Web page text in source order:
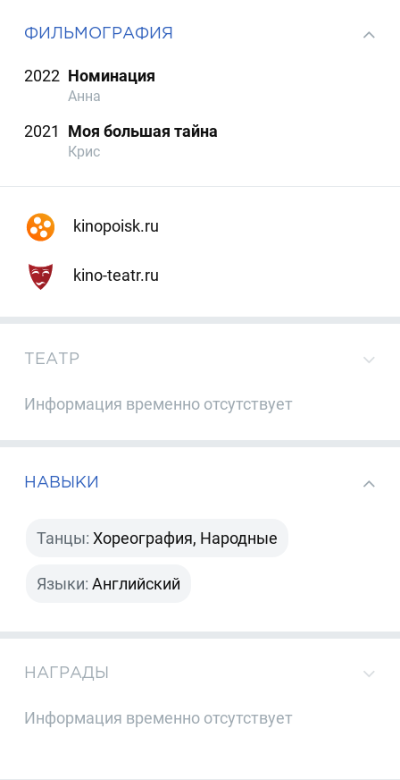
ФИЛЬМОГРАФИЯ
2022 Номинация
Анна
2021 Моя большая тайна
Крис
kinopoisk.ru
kino-teatr.ru
ТЕАТР
Информация временно отсутствует
НАВЫКИ
Танцы: Хореография, Народные
Языки: Английский
НАГРАДЫ
Информация временно отсутствует